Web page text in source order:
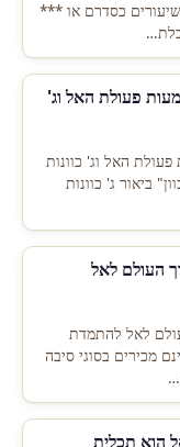
כסדרם או ***
משמעות פעולת האל וג'
פעולת האל וג' כוונות
ביאור ג' כוונות
צורך העולם לאל
העולם לאל להתמדת
מכירים בסוגי סיבה
האל הוא תכלית